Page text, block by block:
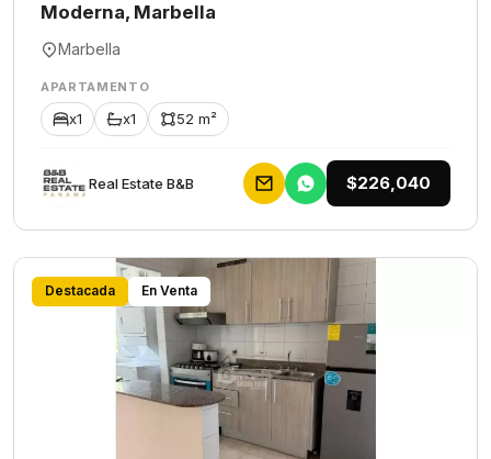
Moderna, Marbella
Marbella
APARTAMENTO
x1 x1 52 m²
Rеаl Еstаtе В&В $226,040
Destacada En Venta